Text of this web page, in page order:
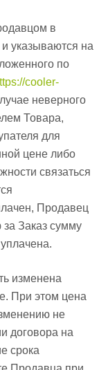
в
указываются на
по
cooler-
неверного
Товара,
для
цене либо
связаться
Продавец
Заказ сумму
изменена
При этом цена
не
договора на
срока